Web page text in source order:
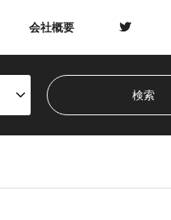
会社概要